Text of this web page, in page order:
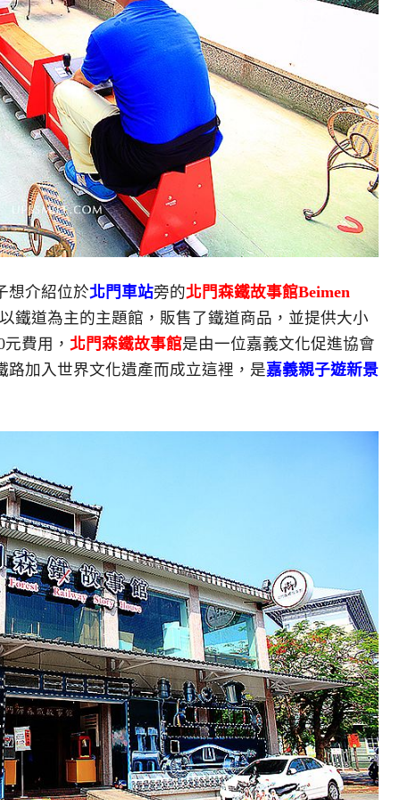
想介紹位於北門車站旁的北門森鐵故事館Beimen
鐵道為主的主題館，販售了鐵道商品，並提供大小
費用， 北門森鐵故事館是由一位嘉義文化促進協會
加入世界文化遺產而成立這裡，是嘉義親子遊新景